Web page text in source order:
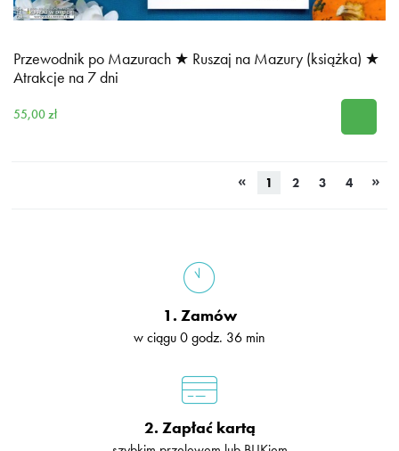
Przewodnik po Mazurach ★ Ruszaj na Mazury (książka) ★
Atrakcje na 7 dni
55,00 zł
« 1 2 3 4 »
1. Zamów
w ciągu 0 godz. 36 min
2. Zapłać kartą